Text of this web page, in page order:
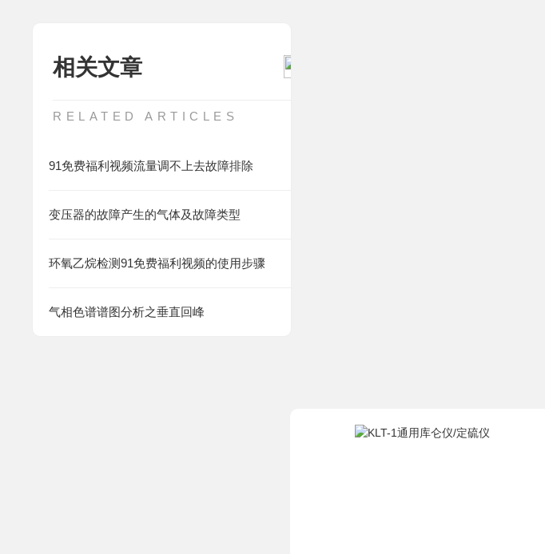
相关文章
RELATED ARTICLES
91免费福利视频流量调不上去故障排除
变压器的故障产生的气体及故障类型
环氧乙烷检测91免费福利视频的使用步骤
气相色谱谱图分析之垂直回峰